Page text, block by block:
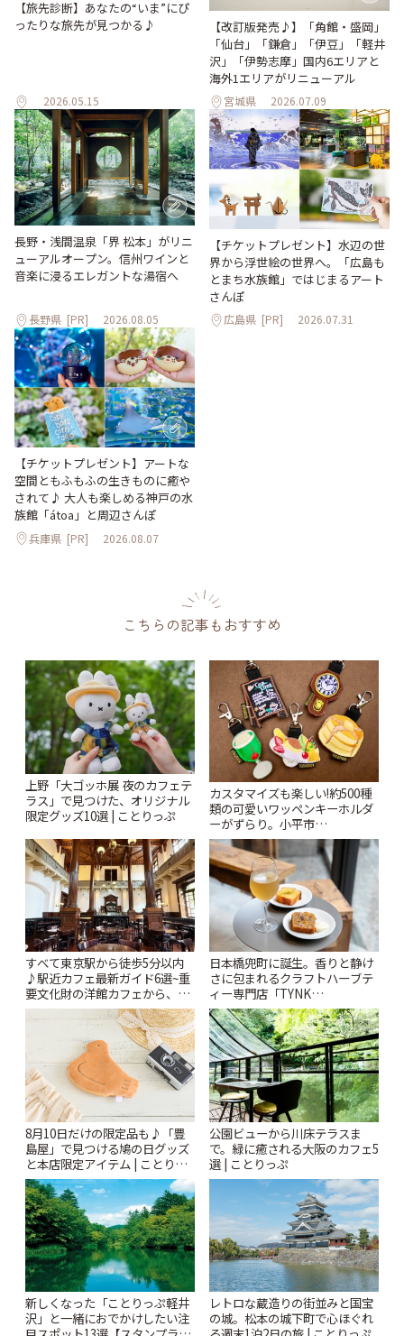
【旅先診断】あなたの“いま”にぴ
ったりな旅先が見つかる♪
2026.05.15
【改訂版発売♪】「角館・盛岡」
「仙台」「鎌倉」「伊豆」「軽井
沢」「伊勢志摩」国内6エリアと
海外1エリアがリニューアル
宮城県 2026.07.09
長野・浅間温泉「界 松本」がリニ
ューアルオープン。信州ワインと
音楽に浸るエレガントな湯宿へ
長野県 [PR] 2026.08.05
【チケットプレゼント】水辺の世
界から浮世絵の世界へ。「広島も
とまち水族館」ではじまるアート
さんぽ
広島県 [PR] 2026.07.31
【チケットプレゼント】アートな
空間ともふもふの生きものに癒や
されて♪ 大人も楽しめる神戸の水
族館「átoa」と周辺さんぽ
兵庫県 [PR] 2026.08.07
こちらの記事もおすすめ
上野「大ゴッホ展 夜のカフェテ
ラス」で見つけた、オリジナル
限定グッズ10選 | ことりっぷ
カスタマイズも楽しい!約500種
類の可愛いワッペンキーホルダ
ーがずらり。小平市
「Kimamaya T&K」 | ことりっ
ぷ
すべて東京駅から徒歩5分以内
♪駅近カフェ最新ガイド6選~重
要文化財の洋館カフェから、改
札すぐのレトロ喫茶まで~ | こと
りっぷ
日本橋兜町に誕生。香りと静け
さに包まれるクラフトハーブテ
ィー専門店「TYNK
Kabutocho」 | ことりっぷ
8月10日だけの限定品も♪「豊
島屋」で見つける鳩の日グッズ
と本店限定アイテム | ことりっ
ぷ
公園ビューから川床テラスま
で。緑に癒される大阪のカフェ5
選 | ことりっぷ
新しくなった「ことりっぷ軽井
沢」と一緒におでかけしたい注
レトロな蔵造りの街並みと国宝
の城。松本の城下町で心ほぐれ